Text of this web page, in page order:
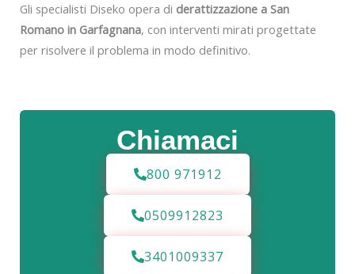
Chiamaci
800 971912
0509912823
3401009337
Gli specialisti Diseko opera di derattizzazione a San
Romano in Garfagnana, con interventi mirati progettate
per risolvere il problema in modo definitivo.